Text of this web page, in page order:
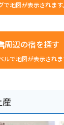
で地図が表示されます。
周辺の宿を探す
ルで地図が表示されま
産